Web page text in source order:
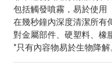
包括觸發噴霧，易於使用
在幾秒鐘內深度清潔所有
對金屬部件、硬塑料、橡
*只有內容物易於生物降解